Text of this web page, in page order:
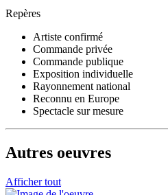
Repères
Artiste confirmé
Commande privée
Commande publique
Exposition individuelle
Rayonnement national
Reconnu en Europe
Spectacle sur mesure
Autres oeuvres
Afficher tout